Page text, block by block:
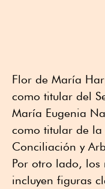
Flor de María
como titular del
María Eugenia
como titular de la
Conciliación y
Por otro lado, los
incluyen figuras